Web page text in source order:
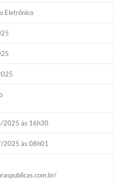
Eletrônico
2025 às 16h30
2025 às 08h01